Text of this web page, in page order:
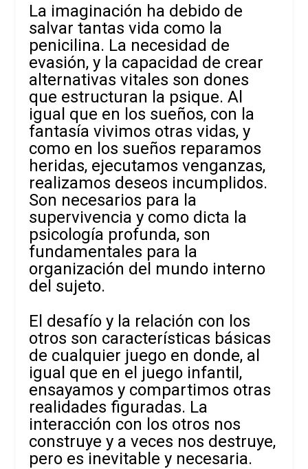
La imaginación ha debido de
salvar tantas vida como la
penicilina. La necesidad de
evasión, y la capacidad de crear
alternativas vitales son dones
que estructuran la psique. Al
igual que en los sueños, con la
fantasía vivimos otras vidas, y
como en los sueños reparamos
heridas, ejecutamos venganzas,
realizamos deseos incumplidos.
Son necesarios para la
supervivencia y como dicta la
psicología profunda, son
fundamentales para la
organización del mundo interno
del sujeto.
El desafío y la relación con los
otros son características básicas
de cualquier juego en donde, al
igual que en el juego infantil,
ensayamos y compartimos otras
realidades figuradas. La
interacción con los otros nos
construye y a veces nos destruye,
pero es inevitable y necesaria.